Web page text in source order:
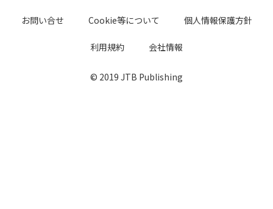
お問い合せ Cookie等について 個人情報保護方針
利用規約 会社情報
© 2019 JTB Publishing